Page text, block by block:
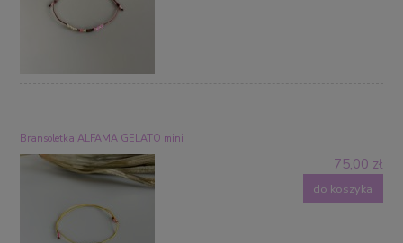
Bransoletka ALFAMA GELATO mini
75,00 zł
do koszyka